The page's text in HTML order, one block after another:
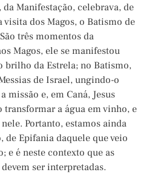
Manifestação, celebrava, de
visita dos Magos, o Batismo de
três momentos da
Magos, ele se manifestou
brilho da Estrela; no Batismo,
de Israel, ungindo-o
missão e, em Caná, Jesus
a água em vinho, e
Portanto, estamos ainda
de Epifania daquele que veio
e é neste contexto que as
ser interpretadas.